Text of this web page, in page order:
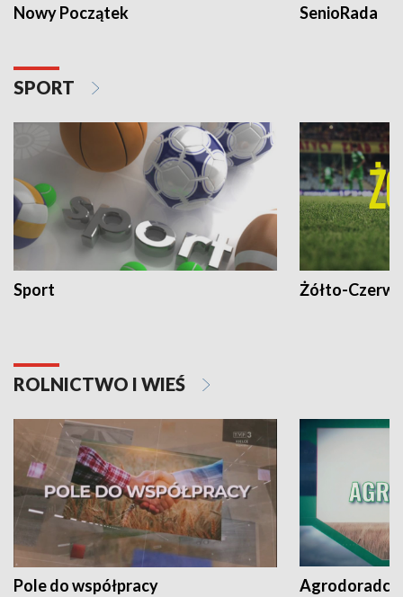
Nowy Początek SenioRada
SPORT
Sport Żółto-
ROLNICTWO I WIEŚ
Pole do współpracy Agrodoradcy